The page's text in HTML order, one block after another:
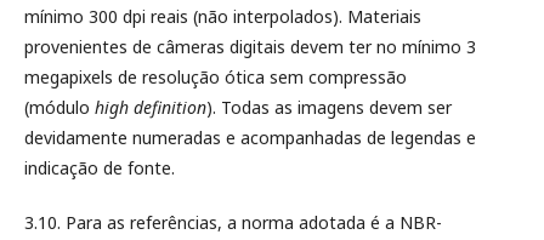
mínimo 300 dpi reais (não interpolados). Materiais
provenientes de câmeras digitais devem ter no mínimo 3
megapixels de resolução ótica sem compressão
(módulo high definition). Todas as imagens devem ser
devidamente numeradas e acompanhadas de legendas e
indicação de fonte.
3.10. Para as referências, a norma adotada é a NBR-